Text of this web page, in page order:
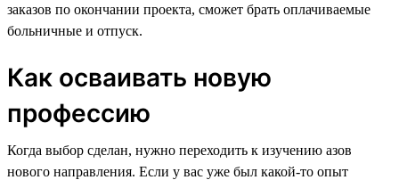
заказов по окончании проекта, сможет брать оплачиваемые
больничные и отпуск.
Как осваивать новую
профессию
Когда выбор сделан, нужно переходить к изучению азов
нового направления. Если у вас уже был какой-то опыт